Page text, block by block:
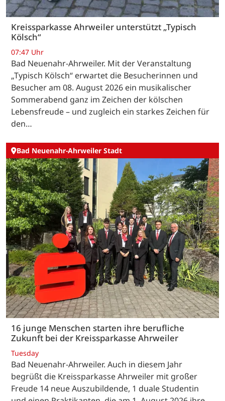
Kreissparkasse Ahrweiler unterstützt „Typisch
Kölsch“
07:47 Uhr
Bad Neuenahr-Ahrweiler. Mit der Veranstaltung
„Typisch Kölsch“ erwartet die Besucherinnen und
Besucher am 08. August 2026 ein musikalischer
Sommerabend ganz im Zeichen der kölschen
Lebensfreude – und zugleich ein starkes Zeichen für
den…
Bad Neuenahr-Ahrweiler Stadt
16 junge Menschen starten ihre berufliche
Zukunft bei der Kreissparkasse Ahrweiler
Tuesday
Bad Neuenahr-Ahrweiler. Auch in diesem Jahr
begrüßt die Kreissparkasse Ahrweiler mit großer
Freude 14 neue Auszubildende, 1 duale Studentin